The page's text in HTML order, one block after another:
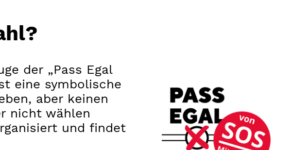
der „Pass Egal
eine symbolische
aber keinen
nicht wählen
und findet